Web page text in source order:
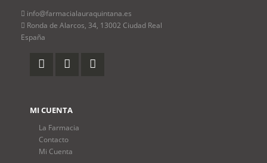
info@farmacialauraquintana.es
Ronda de Alarcos, 34, 13002 Ciudad Real
España
MI CUENTA
La Farmacia
Contacto
Mi Cuenta